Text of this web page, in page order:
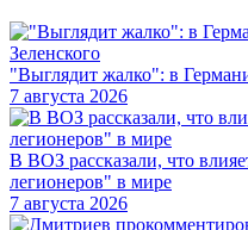
"Выглядит жалко": в
7 августа 2026
В ВОЗ рассказали, что
легионеров" в мире
7 августа 2026